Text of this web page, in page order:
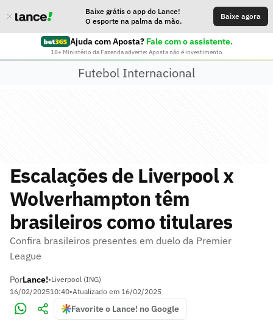
Baixe grátis o app do Lance!
O esporte na palma da mão.
Baixe agora
Ajuda com Aposta? Fale com o assistente.
18+ Ministério da Fazenda adverte: Aposta não é investimento
Futebol Internacional
Escalações de Liverpool x
Wolverhampton têm
brasileiros como titulares
Confira brasileiros presentes em duelo da Premier
League
PorLance!•Liverpool (ING)
16/02/202510:40•Atualizado em 16/02/2025
Favorite o Lance! no Google